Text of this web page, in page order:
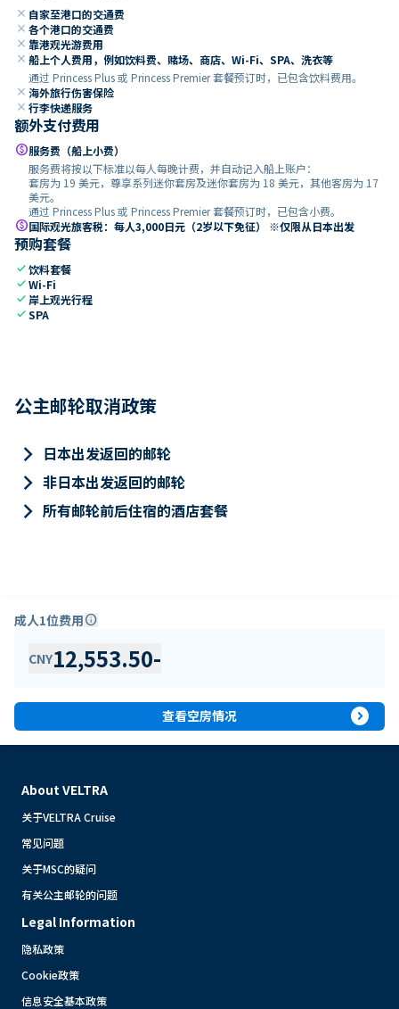
close 自家至港口的交通费
close 各个港口的交通费
close 靠港观光游费用
close 船上个人费用，例如饮料费、赌场、商店、Wi-Fi、SPA、洗衣等
通过 Princess Plus 或 Princess Premier 套餐预订时，已包含饮料费用。
close 海外旅行伤害保险
close 行李快递服务
额外支付费用
paid服务费（船上小费）
服务费将按以下标准以每人每晚计费，并自动记入船上账户：
套房为 19 美元，尊享系列迷你套房及迷你套房为 18 美元，其他客房为 17
美元。
通过 Princess Plus 或 Princess Premier 套餐预订时，已包含小费。
paid国际观光旅客税：每人3,000日元（2岁以下免征） ※仅限从日本出发
预购套餐
check饮料套餐
checkWi-Fi
check 岸上观光行程
checkSPA
公主邮轮取消政策
keyboard_arrow_right 日本出发返回的邮轮
keyboard_arrow_right 非日本出发返回的邮轮
keyboard_arrow_right 所有邮轮前后住宿的酒店套餐
成人1位费用info
CNY12,553.50-
查看空房情况 expand_circle_right
About VELTRA
关于VELTRA Cruise
常见问题
关于MSC的疑问
有关公主邮轮的问题
Legal Information
隐私政策
Cookie政策
信息安全基本政策